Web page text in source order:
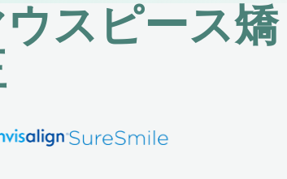
スピース矯